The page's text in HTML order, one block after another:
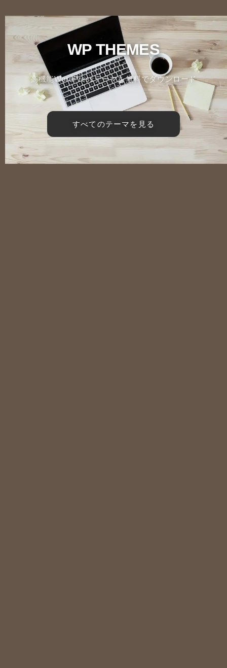
WP THEMES
高機能WordPressテーマを無料でダウンロード
すべてのテーマを見る